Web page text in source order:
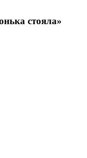
стояла»